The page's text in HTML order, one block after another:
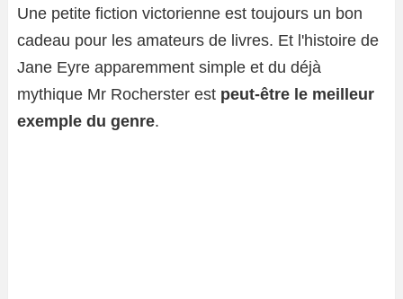
Une petite fiction victorienne est toujours un bon
cadeau pour les amateurs de livres. Et l'histoire de
Jane Eyre apparemment simple et du déjà
mythique Mr Rocherster est peut-être le meilleur
exemple du genre.